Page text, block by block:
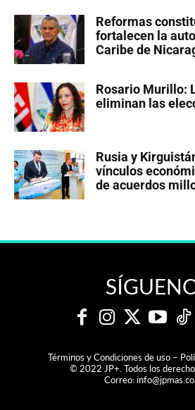
Reformas
fortalecen la
Caribe de
Rosario Murillo:
eliminan las
Rusia y
vínculos
de acuerdos
Términos y Condiciones de uso –
© 2022 JP+. Todos los
Correo: